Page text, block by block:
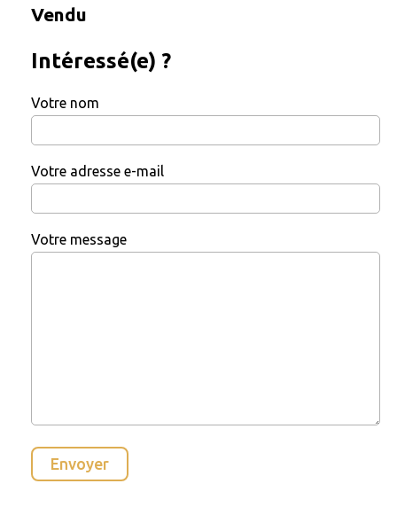
Vendu
Intéressé(e) ?
Votre nom
Votre adresse e-mail
Votre message